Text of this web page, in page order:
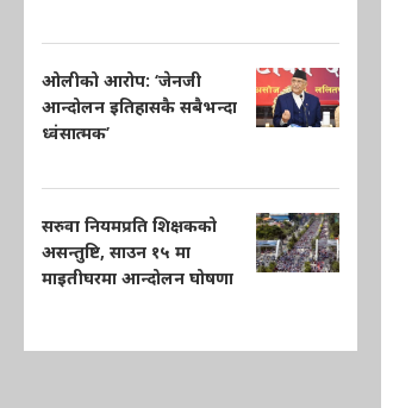
ओलीको आरोप: ‘जेनजी
आन्दोलन इतिहासकै सबैभन्दा
ध्वंसात्मक’
सरुवा नियमप्रति शिक्षकको
असन्तुष्टि, साउन १५ मा
माइतीघरमा आन्दोलन घोषणा